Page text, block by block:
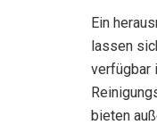
Ein
lassen
verfügbar
bieten